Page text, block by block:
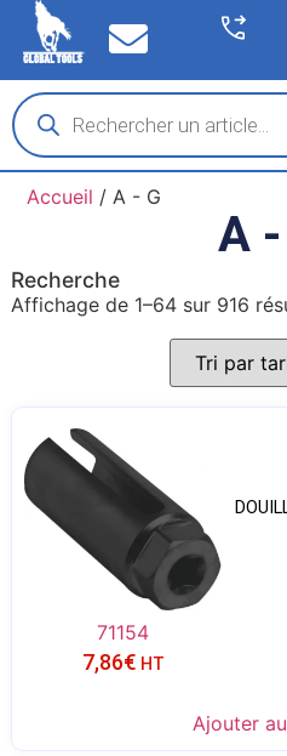
Accueil / A - G
A
Recherche
Affichage de 1–64 sur 916
71154
7,86€ HT
Ajouter